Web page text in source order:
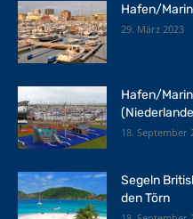
Hafen/
29. März 2023
Hafen/
18. September
Segeln
den Törn